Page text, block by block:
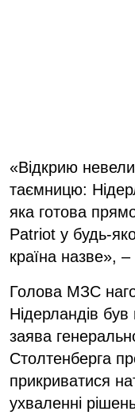
«Відкрию
таємницю:
яка готова
Patriot у будь-
країна назве»,
Голова МЗС
Нідерландів
заява
Столтенберга
прикриватися
ухваленні